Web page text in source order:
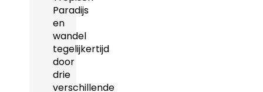
Paradijs
en
wandel
tegelijkertijd
door
drie
verschillende